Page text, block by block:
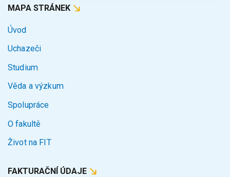
MAPA STRÁNEK
Úvod
Uchazeči
Studium
Věda a výzkum
Spolupráce
O fakultě
Život na FIT
FAKTURAČNÍ ÚDAJE